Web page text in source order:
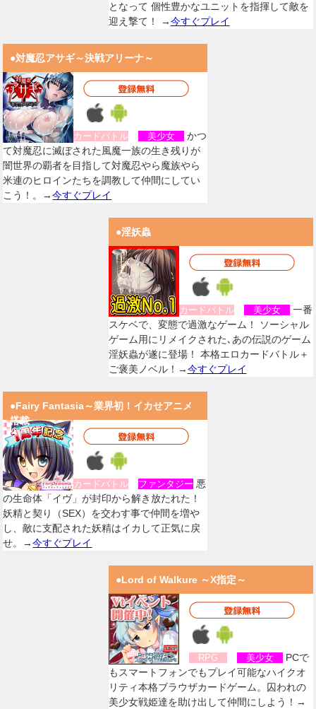
となって 個性豊かなユニットを指揮して敵を
迎え撃て！ →今すぐプレイ
●対魔忍アサギ～決戦アリーナ～
カードバトル 美少女
かつ
て対魔忍に滅ぼされた風魔一族の生き残りが
闇世界の覇者を目指して対魔忍やら魔族やら
米連のヒロインたちを調教して仲間にしてい
こう！。→今すぐプレイ
●淫妖蟲
カードバトル 美少女
一番
スケベで、変態で過激なゲーム！ ソーシャル
ゲーム用にリメイクされた､あの伝説のゲーム
淫妖蟲が遂に登場！ 本格エロカードバトル＋
ご褒美ノベル！→今すぐプレイ
●Fairy Fantasia～業界初！イカせアニメ
搭載
カードバトル ファンタジー 悪
の生命体「イヴ」が封印から解き放たれた！
妖精と契り（SEX）を交わす事で仲間を増や
し、敵に支配された妖精はイカして正気に戻
せ。→今すぐプレイ
●Lord of Walkure ～X指定～
RPG 美少女
PCで
もスマートフォンでもプレイ可能なハイクオ
リティ本格ブラウザカードゲーム。囚われの
美少女戦姫達を助け出して仲間にしよう！→